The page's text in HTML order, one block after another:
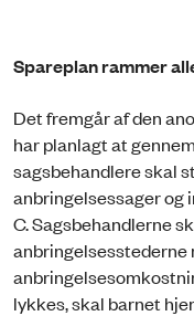
Spareplan rammer
Det fremgår af den
har planlagt at
sagsbehandlere skal
anbringelsessager og
C. Sagsbehandlerne
anbringelsesstederne
lykkes, skal barnet